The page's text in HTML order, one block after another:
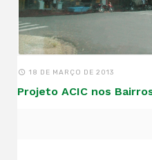
18 DE MARÇO DE 2013
Projeto ACIC nos